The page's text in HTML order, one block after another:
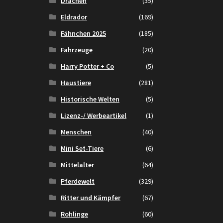
Eldrador
(169)
Fähnchen 2025
(185)
Fahrzeuge
(20)
Harry Potter + Co
(5)
Haustiere
(281)
Historische Welten
(5)
Lizenz-/ Werbeartikel
(1)
Menschen
(40)
Mini Set-Tiere
(6)
Mittelalter
(64)
Pferdewelt
(329)
Ritter und Kämpfer
(67)
Rohlinge
(60)